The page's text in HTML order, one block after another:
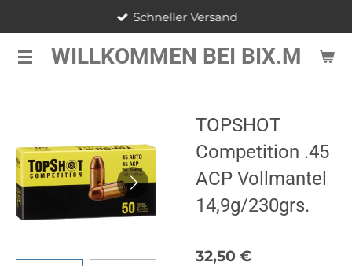
springenWILLKOMMEN BEI BIX.M
Schneller Versand
TOPSHOT
Competition .45
ACP Vollmantel
14,9g/230grs.
32,50 €